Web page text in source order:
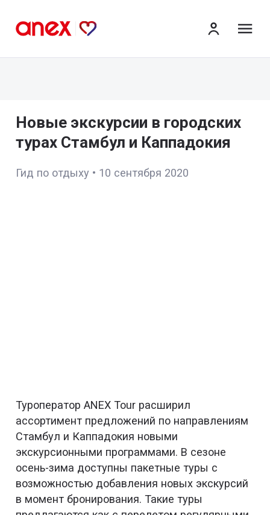
Новые экскурсии в городских
турах Стамбул и Каппадокия
Гид по отдыху • 10 сентября 2020
Туроператор ANEX Tour расширил
ассортимент предложений по направлениям
Стамбул и Каппадокия новыми
экскурсионными программами. В сезоне
осень-зима доступны пакетные туры с
возможностью добавления новых экскурсий
в момент бронирования. Такие туры